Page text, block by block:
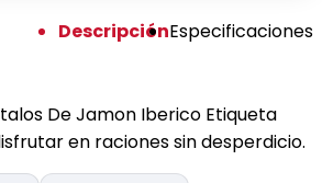
DescripciónEspecificaciones
De Jamon Iberico Etiqueta
en raciones sin desperdicio.